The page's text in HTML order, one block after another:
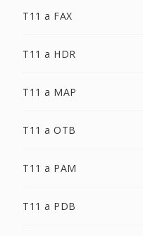
T11 a FAX
T11 a HDR
T11 a MAP
T11 a OTB
T11 a PAM
T11 a PDB